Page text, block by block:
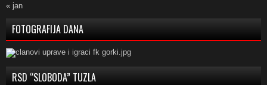
« jan
FOTOGRAFIJA DANA
RSD “SLOBODA” TUZLA